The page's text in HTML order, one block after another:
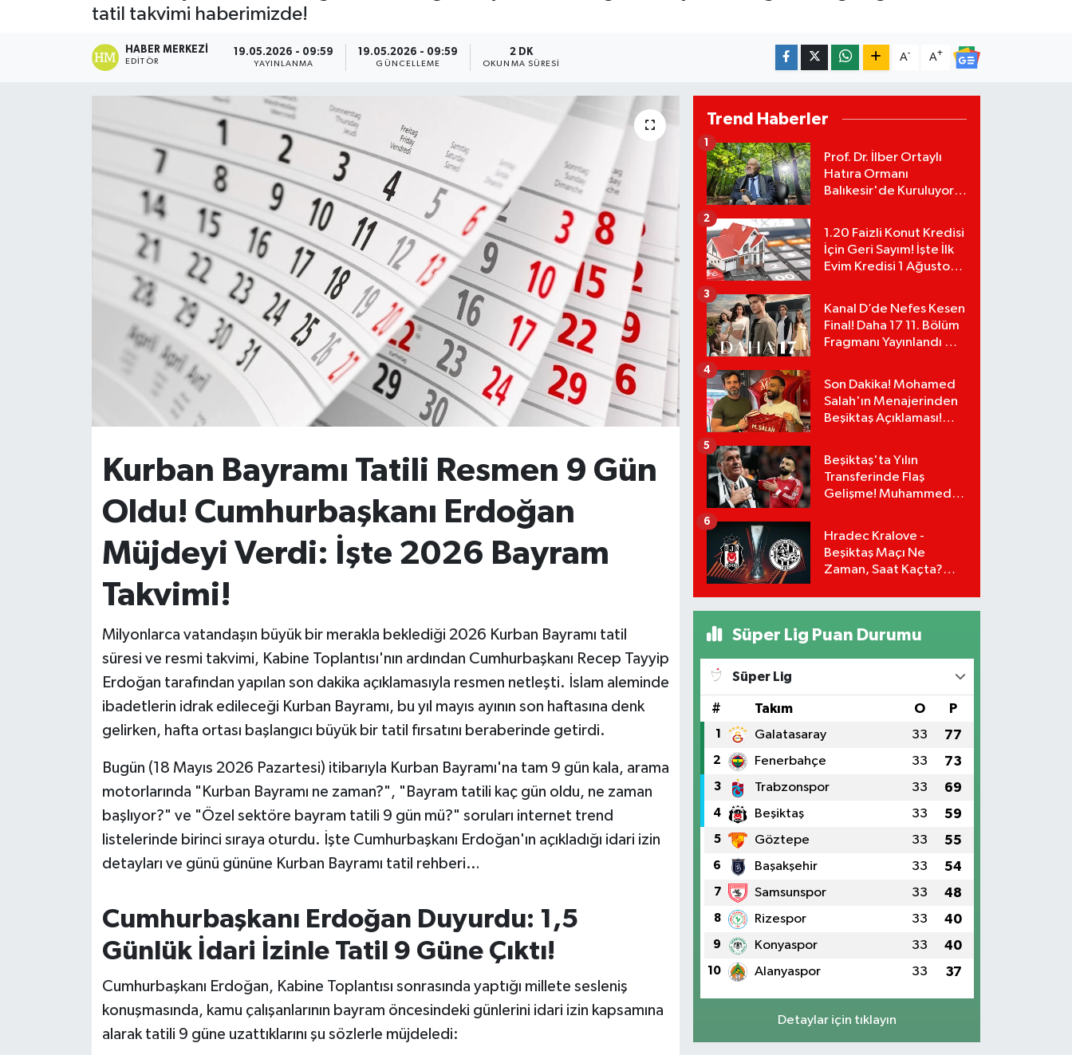
tatil takvimi haberimizde!
HABER MERKEZI
EDITÖR
19.05.2026 - 09:59
YAYINLANMA
19.05.2026 - 09:59
GÜNCELLEME
2 DK
OKUNMA SÜRESI
A- A+
Kurban Bayramı Tatili Resmen 9 Gün
Oldu! Cumhurbaşkanı Erdoğan
Müjdeyi Verdi: İşte 2026 Bayram
Takvimi!
Milyonlarca vatandaşın büyük bir merakla beklediği 2026 Kurban Bayramı tatil
süresi ve resmi takvimi, Kabine Toplantısı'nın ardından Cumhurbaşkanı Recep Tayyip
Erdoğan tarafından yapılan son dakika açıklamasıyla resmen netleşti. İslam aleminde
ibadetlerin idrak edileceği Kurban Bayramı, bu yıl mayıs ayının son haftasına denk
gelirken, hafta ortası başlangıcı büyük bir tatil fırsatını beraberinde getirdi.
Bugün (18 Mayıs 2026 Pazartesi) itibarıyla Kurban Bayramı'na tam 9 gün kala, arama
motorlarında "Kurban Bayramı ne zaman?", "Bayram tatili kaç gün oldu, ne zaman
başlıyor?" ve "Özel sektöre bayram tatili 9 gün mü?" soruları internet trend
listelerinde birinci sıraya oturdu. İşte Cumhurbaşkanı Erdoğan'ın açıkladığı idari izin
detayları ve günü gününe Kurban Bayramı tatil rehberi…
Cumhurbaşkanı Erdoğan Duyurdu: 1,5
Günlük İdari İzinle Tatil 9 Güne Çıktı!
Cumhurbaşkanı Erdoğan, Kabine Toplantısı sonrasında yaptığı millete sesleniş
konuşmasında, kamu çalışanlarının bayram öncesindeki günlerini idari izin kapsamına
alarak tatili 9 güne uzattıklarını şu sözlerle müjdeledi:
Trend Haberler
Prof. Dr. İlber Ortaylı
Hatıra Ormanı
Balıkesir'de Kuruluyor!
1
1.20 Faizli Konut Kredisi
İçin Geri Sayım! İşte İlk
Evim Kredisi 1 Ağustos
2
Kanal D’de Nefes Kesen
Final! Daha 17 11. Bölüm
Fragmanı Yayınlandı Mı?
3
Son Dakika! Mohamed
Salah'ın Menajerinden
Beşiktaş Açıklaması!
4
Beşiktaş'ta Yılın
Transferinde Flaş
Gelişme! Muhammed
5
Hradec Kralove -
Beşiktaş Maçı Ne
Zaman, Saat Kaçta?
6
Süper Lig Puan Durumu
Süper Lig
# Takım O P
1 Galatasaray 33 77
2 Fenerbahçe 33 73
3 Trabzonspor 33 69
4 Beşiktaş 33 59
5 Göztepe 33 55
6 Başakşehir 33 54
7 Samsunspor 33 48
8 Rizespor 33 40
9 Konyaspor 33 40
10 Alanyaspor 33 37
Detaylar için tıklayın
Dursunbey
KÜLTÜR-SANAT
MAGAZİN
Resmi İlanlar
Savaştepe